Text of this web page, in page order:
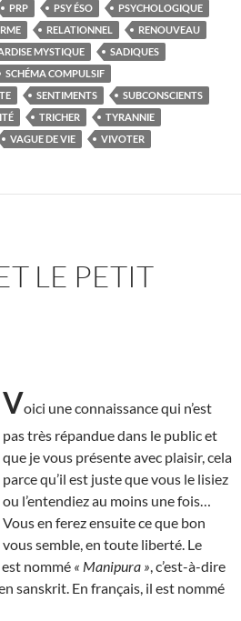
PRP PSY ÉSO
PSYCHOLOGIQUE
RELATIONNEL
RENOUVEAU
MYSTIQUE
SADIQUES
SCHÉMA COMPULSIF
SENTIMENTS
SUBCONSCIENTS
TRICHER
TYRANNIE
VAGUE DE VIE VIVOTER
LE PETIT
Voici une connaissance qui n’est
pas très répandue dans le public et
que je vous présente avec plaisir, cela
parce qu’il est juste que vous le lisiez
ou l’entendiez au moins une fois…
Vous en ferez ensuite ce que bon
vous semble, en toute liberté. Le
nommé « Manipura » , c’est-à-dire
en sanskrit. En français, il est nommé